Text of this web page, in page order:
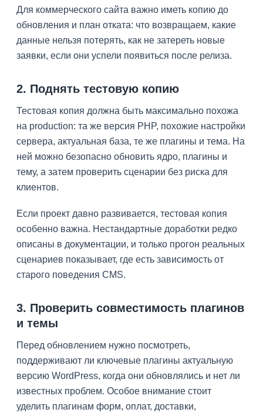
Для коммерческого сайта важно иметь копию до
обновления и план отката: что возвращаем, какие
данные нельзя потерять, как не затереть новые
заявки, если они успели появиться после релиза.
2. Поднять тестовую копию
Тестовая копия должна быть максимально похожа
на production: та же версия PHP, похожие настройки
сервера, актуальная база, те же плагины и тема. На
ней можно безопасно обновить ядро, плагины и
тему, а затем проверить сценарии без риска для
клиентов.
Если проект давно развивается, тестовая копия
особенно важна. Нестандартные доработки редко
описаны в документации, и только прогон реальных
сценариев показывает, где есть зависимость от
старого поведения CMS.
3. Проверить совместимость плагинов
и темы
Перед обновлением нужно посмотреть,
поддерживают ли ключевые плагины актуальную
версию WordPress, когда они обновлялись и нет ли
известных проблем. Особое внимание стоит
уделить плагинам форм, оплат, доставки,